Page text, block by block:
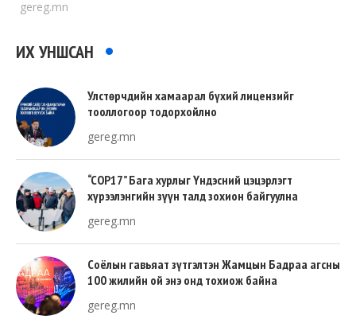
gereg.mn
ИХ УНШСАН
Улстөрчдийн хамаарал бүхий лицензийг
тооллогоор тодорхойлно
gereg.mn
“COP17” Бага хурлыг Үндэсний цэцэрлэгт
хүрээлэнгийн зүүн талд зохион байгуулна
gereg.mn
Соёлын гавьяат зүтгэлтэн Жамцын Бадраа агсны
100 жилийн ой энэ онд тохиож байна
gereg.mn